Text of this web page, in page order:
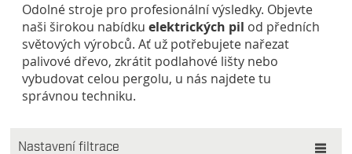
Odolné stroje pro profesionální výsledky. Objevte
naši širokou nabídkuelektrických pil od předních
světových výrobců. Ať už potřebujete nařezat
palivové dřevo, zkrátit podlahové lišty nebo
vybudovat celou pergolu, u nás najdete tu
správnou techniku.
Nastavení filtrace